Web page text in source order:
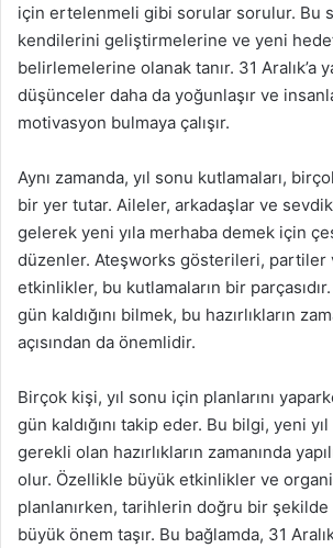
için ertelenmeli gibi sorular sorulur. Bu
kendilerini geliştirmelerine ve yeni
belirlemelerine olanak tanır. 31 Aralık’a
düşünceler daha da yoğunlaşır ve
motivasyon bulmaya çalışır.
Aynı zamanda, yıl sonu kutlamaları,
bir yer tutar. Aileler, arkadaşlar ve
gelerek yeni yıla merhaba demek için
düzenler. Ateşworks gösterileri, partiler
etkinlikler, bu kutlamaların bir parçasıdır.
gün kaldığını bilmek, bu hazırlıkların
açısından da önemlidir.
Birçok kişi, yıl sonu için planlarını
gün kaldığını takip eder. Bu bilgi, yeni
gerekli olan hazırlıkların zamanında
olur. Özellikle büyük etkinlikler ve
planlanırken, tarihlerin doğru bir şekilde
büyük önem taşır. Bu bağlamda, 31